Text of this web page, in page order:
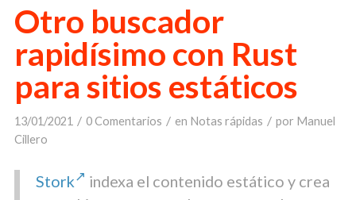
Otro buscador
rapidísimo con Rust
para sitios estáticos
13/01/2021 / 0 Comentarios / en Notas rápidas / por Manuel
Cillero
Stork
indexa el contenido estático y crea